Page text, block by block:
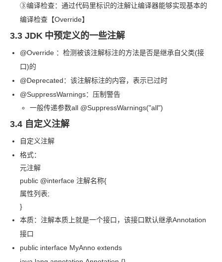
③编译检查：通过代码里标识的注解让编译器能够实现基本的
编译检查【Override】
3.3 JDK 中预定义的一些注解
@Override ：检测被该注解标注的方法是否是继承自父类(接
口)的
@Deprecated：该注解标注的内容，表示已过时
@SuppressWarnings：压制警告
一般传递参数all @SuppressWarnings("all")
3.4 自定义注解
自定义注解
格式：
元注解
public @interface 注解名称{
属性列表;
}
本质：注解本质上就是一个接口，该接口默认继承Annotation
接口
public interface MyAnno extends